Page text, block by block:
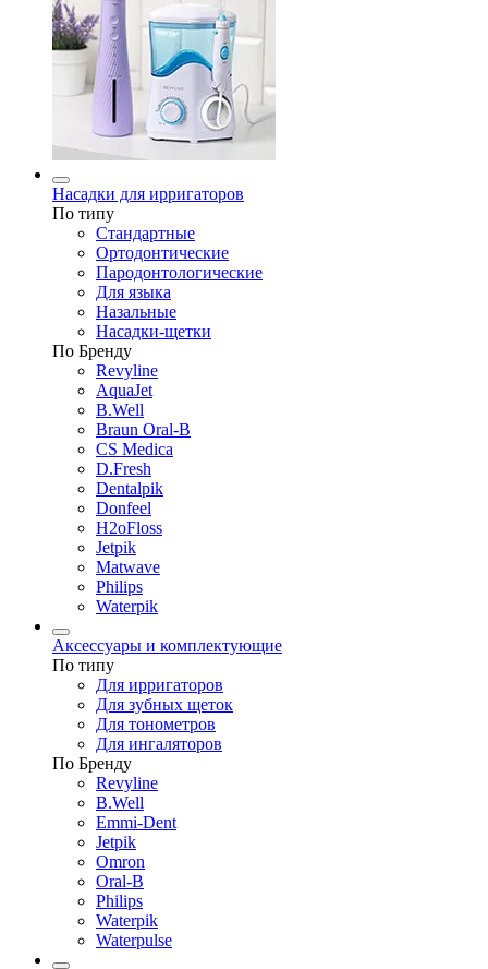
Насадки для ирригаторов
По типу
Стандартные
Ортодонтические
Пародонтологические
Для языка
Назальные
Насадки-щетки
По Бренду
Revyline
AquaJet
B.Well
Braun Oral-B
CS Medica
D.Fresh
Dentalpik
Donfeel
H2oFloss
Jetpik
Matwave
Philips
Waterpik
Аксессуары и комплектующие
По типу
Для ирригаторов
Для зубных щеток
Для тонометров
Для ингаляторов
По Бренду
Revyline
B.Well
Emmi-Dent
Jetpik
Omron
Oral-B
Philips
Waterpik
Waterpulse